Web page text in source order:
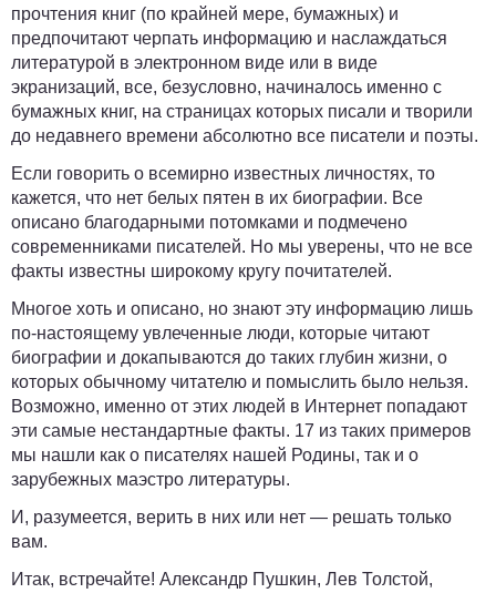
прочтения книг (по крайней мере, бумажных) и
предпочитают черпать информацию и наслаждаться
литературой в электронном виде или в виде
экранизаций, все, безусловно, начиналось именно с
бумажных книг, на страницах которых писали и творили
до недавнего времени абсолютно все писатели и поэты.
Если говорить о всемирно известных личностях, то
кажется, что нет белых пятен в их биографии. Все
описано благодарными потомками и подмечено
современниками писателей. Но мы уверены, что не все
факты известны широкому кругу почитателей.
Многое хоть и описано, но знают эту информацию лишь
по-настоящему увлеченные люди, которые читают
биографии и докапываются до таких глубин жизни, о
которых обычному читателю и помыслить было нельзя.
Возможно, именно от этих людей в Интернет попадают
эти самые нестандартные факты. 17 из таких примеров
мы нашли как о писателях нашей Родины, так и о
зарубежных маэстро литературы.
И, разумеется, верить в них или нет — решать только
вам.
Итак, встречайте! Александр Пушкин, Лев Толстой,